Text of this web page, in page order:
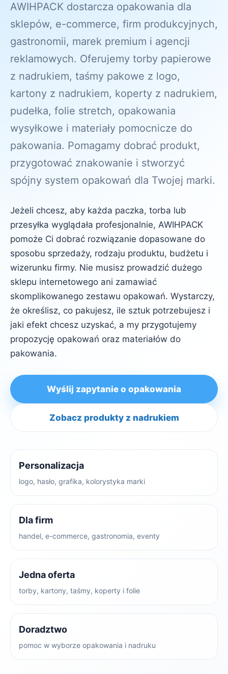
AWIHPACK dostarcza opakowania dla
sklepów, e-commerce, firm produkcyjnych,
gastronomii, marek premium i agencji
reklamowych. Oferujemy torby papierowe
z nadrukiem, taśmy pakowe z logo,
kartony z nadrukiem, koperty z nadrukiem,
pudełka, folie stretch, opakowania
wysyłkowe i materiały pomocnicze do
pakowania. Pomagamy dobrać produkt,
przygotować znakowanie i stworzyć
spójny system opakowań dla Twojej marki.
Jeżeli chcesz, aby każda paczka, torba lub
przesyłka wyglądała profesjonalnie, AWIHPACK
pomoże Ci dobrać rozwiązanie dopasowane do
sposobu sprzedaży, rodzaju produktu, budżetu i
wizerunku firmy. Nie musisz prowadzić dużego
sklepu internetowego ani zamawiać
skomplikowanego zestawu opakowań. Wystarczy,
że określisz, co pakujesz, ile sztuk potrzebujesz i
jaki efekt chcesz uzyskać, a my przygotujemy
propozycję opakowań oraz materiałów do
pakowania.
Wyślij zapytanie o opakowania
Zobacz produkty z nadrukiem
Personalizacja
logo, hasło, grafika, kolorystyka marki
Dla firm
handel, e-commerce, gastronomia, eventy
Jedna oferta
torby, kartony, taśmy, koperty i folie
Doradztwo
pomoc w wyborze opakowania i nadruku